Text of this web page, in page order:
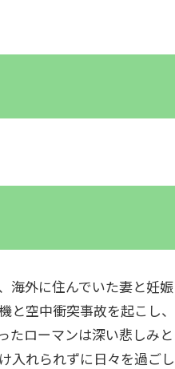
海外に住んでいた妻と妊娠
空中衝突事故を起こし、
たローマンは深い悲しみと
入れられずに日々を過ごし